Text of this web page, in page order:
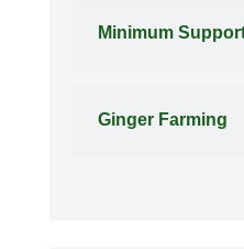
Minimum
Ginger Farming